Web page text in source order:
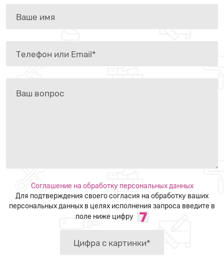
Соглашение на обработку персональных данных
Для подтверждения своего согласия на обработку ваших
персональных данных в целях исполнения запроса введите в
поле ниже цифру